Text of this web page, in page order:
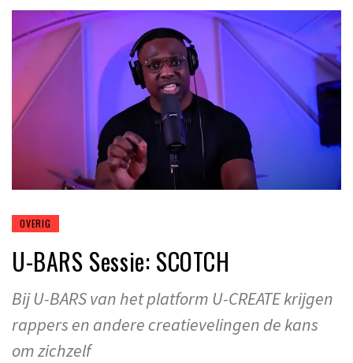
OVERIG
U-BARS Sessie: SCOTCH
Bij U-BARS van het platform U-CREATE krijgen
rappers en andere creatievelingen de kans
om zichzelf